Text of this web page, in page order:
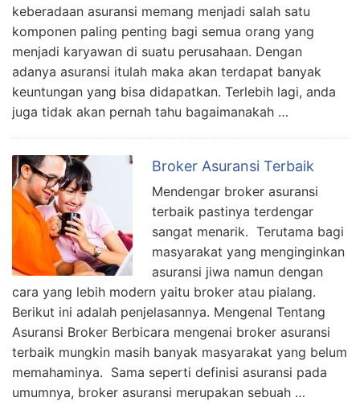
keberadaan asuransi memang menjadi salah satu
komponen paling penting bagi semua orang yang
menjadi karyawan di suatu perusahaan. Dengan
adanya asuransi itulah maka akan terdapat banyak
keuntungan yang bisa didapatkan. Terlebih lagi, anda
juga tidak akan pernah tahu bagaimanakah …
Broker Asuransi Terbaik
Mendengar broker asuransi
terbaik pastinya terdengar
sangat menarik. Terutama bagi
masyarakat yang menginginkan
asuransi jiwa namun dengan
cara yang lebih modern yaitu broker atau pialang.
Berikut ini adalah penjelasannya. Mengenal Tentang
Asuransi Broker Berbicara mengenai broker asuransi
terbaik mungkin masih banyak masyarakat yang belum
memahaminya. Sama seperti definisi asuransi pada
umumnya, broker asuransi merupakan sebuah …